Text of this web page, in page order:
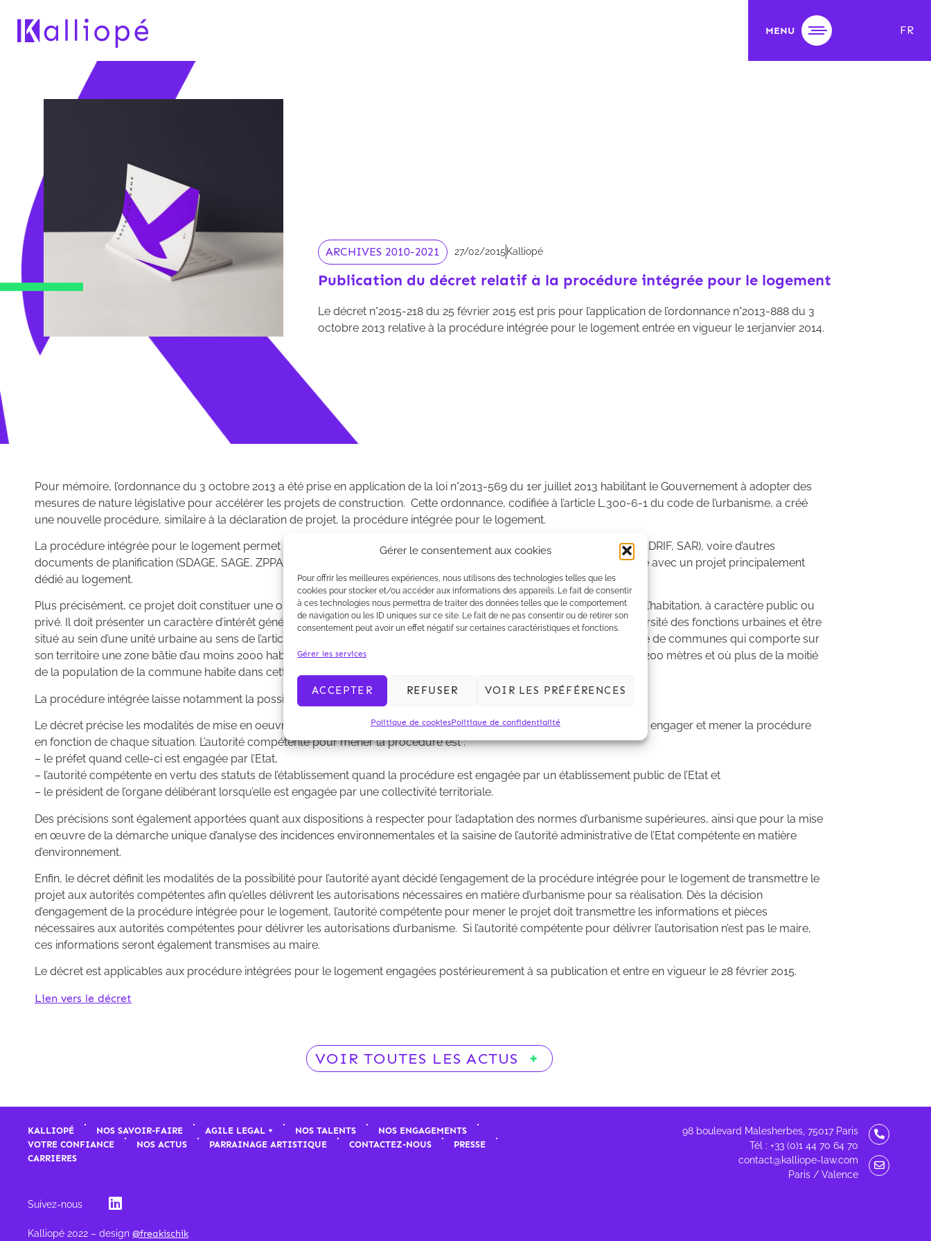
Gérer le consentement aux cookies
Pour offrir les meilleures expériences, nous utilisons des technologies telles que les
cookies pour stocker et/ou accéder aux informations des appareils. Le fait de consentir
à ces technologies nous permettra de traiter des données telles que le comportement
de navigation ou les ID uniques sur ce site. Le fait de ne pas consentir ou de retirer son
consentement peut avoir un effet négatif sur certaines caractéristiques et fonctions.
Gérer les services
ACCEPTER REFUSER VOIR LES PRÉFÉRENCES
Politique de cookiesPolitique de confidentialité
MENU FR
ARCHIVES 2010-2021 27/02/2015 Kalliopé
Publication du décret relatif à la procédure intégrée pour le logement
Le décret n°2015-218 du 25 février 2015 est pris pour l’application de l’ordonnance n°2013-888 du 3
octobre 2013 relative à la procédure intégrée pour le logement entrée en vigueur le 1erjanvier 2014.
Pour mémoire, l’ordonnance du 3 octobre 2013 a été prise en application de la loi n°2013-569 du 1er juillet 2013 habilitant le Gouvernement à adopter des
mesures de nature législative pour accélérer les projets de construction. Cette ordonnance, codifiée à l’article L.300-6-1 du code de l’urbanisme, a créé
une nouvelle procédure, similaire à la déclaration de projet, la procédure intégrée pour le logement.
La procédure intégrée pour le logement permet de modifier un document local d’urbanisme (PLU, SCOT, PADD Corse, SDRIF, SAR), voire d’autres
documents de planification (SDAGE, SAGE, ZPPAUP, SRCE, PCET, DTA, PPR, PDU et PLH) en vue de le rendre compatible avec un projet principalement
dédié au logement.
Plus précisément, ce projet doit constituer une opération d’aménagement ou de construction destinée principalement à l’habitation, à caractère public ou
privé. Il doit présenter un caractère d’intérêt général, concourir à la mixité sociale dans l’habitat dans le respect de la diversité des fonctions urbaines et être
situé au sein d’une unité urbaine au sens de l’article L.5210-1-1 du CGCT, c’est-à-dire dans une commune ou un ensemble de communes qui comporte sur
son territoire une zone bâtie d’au moins 2000 habitants où aucune habitation n’est séparée de la plus proche de plus de 200 mètres et où plus de la moitié
de la population de la commune habite dans cette zone bâtie.
La procédure intégrée laisse notamment la possibilité de mener plusieurs mises en compatibilité conjointement.
Le décret précise les modalités de mise en oeuvre de l'ordonnance. Il mentionne tout d’abord l’autorité compétente pour engager et mener la procédure
en fonction de chaque situation. L’autorité compétente pour mener la procédure est :
– le préfet quand celle-ci est engagée par l’Etat,
– l’autorité compétente en vertu des statuts de l’établissement quand la procédure est engagée par un établissement public de l’Etat et
– le président de l’organe délibérant lorsqu’elle est engagée par une collectivité territoriale.
Des précisions sont également apportées quant aux dispositions à respecter pour l’adaptation des normes d’urbanisme supérieures, ainsi que pour la mise
en œuvre de la démarche unique d’analyse des incidences environnementales et la saisine de l’autorité administrative de l’Etat compétente en matière
d’environnement.
Enfin, le décret définit les modalités de la possibilité pour l’autorité ayant décidé l’engagement de la procédure intégrée pour le logement de transmettre le
projet aux autorités compétentes afin qu’elles délivrent les autorisations nécessaires en matière d’urbanisme pour sa réalisation. Dès la décision
d’engagement de la procédure intégrée pour le logement, l’autorité compétente pour mener le projet doit transmettre les informations et pièces
nécessaires aux autorités compétentes pour délivrer les autorisations d’urbanisme. Si l’autorité compétente pour délivrer l’autorisation n’est pas le maire,
ces informations seront également transmises au maire.
Le décret est applicables aux procédure intégrées pour le logement engagées postérieurement à sa publication et entre en vigueur le 28 février 2015.
Lien vers le décret
VOIR TOUTES LES ACTUS
KALLIOPÉ NOS SAVOIR-FAIRE AGILE LEGAL + NOS TALENTS
NOS ENGAGEMENTS
VOTRE CONFIANCE
NOS ACTUS PARRAINAGE ARTISTIQUE CONTACTEZ-NOUS
PRESSE
CARRIÈRES
98 boulevard Malesherbes, 75017 Paris
Tél : +33 (0)1 44 70 64 70
contact@kalliope-law.com
Paris / Valence
Suivez-nous
Kalliopé 2022 – design @freakischik